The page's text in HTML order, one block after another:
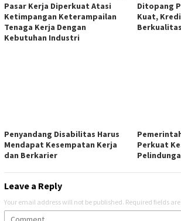
Pasar Kerja Diperkuat Atasi
Ketimpangan Keterampailan
Tenaga Kerja Dengan
Kebutuhan Industri
Ditopang
Kuat,
Penyandang Disabilitas Harus
Mendapat Kesempatan Kerja
dan Berkarier
Perkuat
Leave a Reply
Your email address will not be published. Required fields